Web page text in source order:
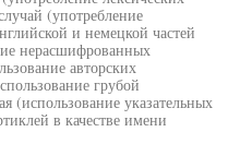
(употребление
и немецкой частей
нерасшифрованных
авторских
грубой
(использование указательных
в качестве имени